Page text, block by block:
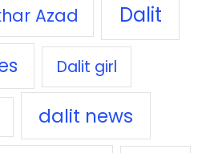
Azad Dalit
Dalit girl
dalit news